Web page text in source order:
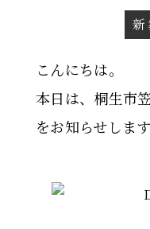
こんにちは。
本日は、桐生市
をお知らせします